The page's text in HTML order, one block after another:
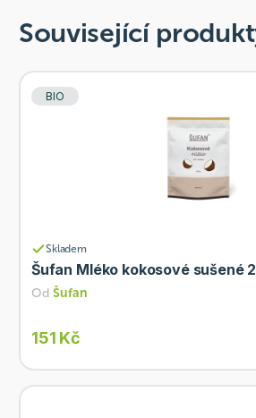
Související
BIO
Skladem
Šufan Mléko kokosové sušené
Od Šufan
151 Kč